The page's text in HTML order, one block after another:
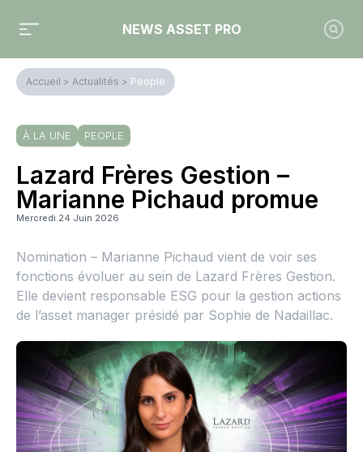
NEWS ASSET PRO
Accueil > Actualités > People
À LA UNE PEOPLE
Lazard Frères Gestion –
Marianne Pichaud promue
Mercredi 24 Juin 2026
Nomination – Marianne Pichaud vient de voir ses
fonctions évoluer au sein de Lazard Frères Gestion.
Elle devient responsable ESG pour la gestion actions
de l’asset manager présidé par Sophie de Nadaillac.